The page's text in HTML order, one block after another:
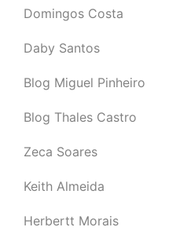
Domingos Costa
Daby Santos
Blog Miguel Pinheiro
Blog Thales Castro
Zeca Soares
Keith Almeida
Herbertt Morais